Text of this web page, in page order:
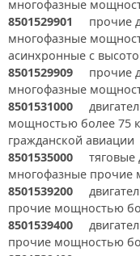
многофазные
8501529901
прочие
многофазные
асинхронные с
8501529909 прочие
многофазные
8501531000
мощностью более 75
гражданской авиации
8501535000 тяговые
многофазные прочие
8501539200
прочие мощностью
8501539400
прочие мощностью